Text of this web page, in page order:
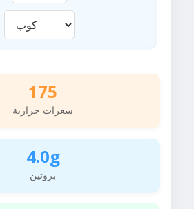
175
سعرات حرارية
4.0g
بروتين